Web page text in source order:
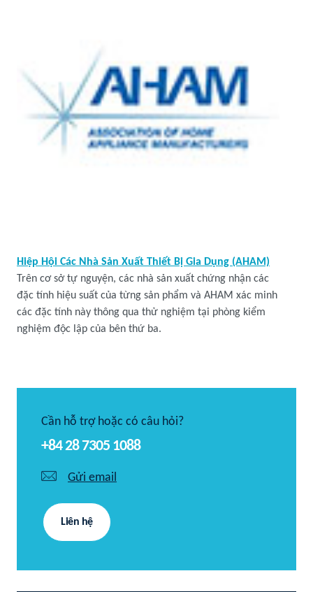
Hiệp Hội Các Nhà Sản Xuất Thiết Bị Gia Dụng (AHAM)
Trên cơ sở tự nguyện, các nhà sản xuất chứng nhận các
đặc tính hiệu suất của từng sản phẩm và AHAM xác minh
các đặc tính này thông qua thử nghiệm tại phòng kiểm
nghiệm độc lập của bên thứ ba.
Cần hỗ trợ hoặc có câu hỏi?
+84 28 7305 1088
Gửi email
Liên hệ